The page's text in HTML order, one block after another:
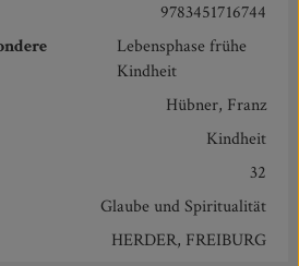
9783451716744
Lebensphase frühe
Kindheit
Hübner, Franz
Kindheit
32
Glaube und Spiritualität
HERDER, FREIBURG